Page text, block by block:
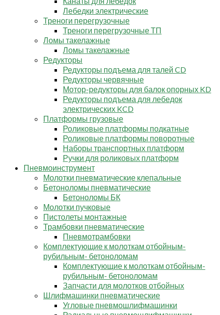
Лебедки электрические
Треноги перегрузочные
Треноги перегрузочные ТП
Ломы такелажные
Ломы такелажные
Редукторы
Редукторы подъема для талей CD
Редукторы червячные
Мотор-редукторы для балок опорных KD
Редукторы подъема для лебедок
электрических KCD
Платформы грузовые
Роликовые платформы подкатные
Роликовые платформы поворотные
Наборы транспортных платформ
Ручки для роликовых платформ
Пневмоинструмент
Молотки пневматические клепальные
Бетоноломы пневматические
Бетоноломы БК
Молотки пучковые
Пистолеты монтажные
Трамбовки пневматические
Пневмотрамбовки
Комплектующие к молоткам отбойным-
рубильным- бетоноломам
Комплектующие к молоткам отбойным-
рубильным- бетоноломам
Запчасти для молотков отбойных
Шлифмашинки пневматические
Угловые пневмошлифмашинки